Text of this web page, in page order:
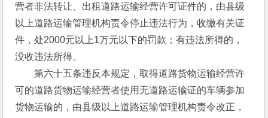
营者非法转让、出租道路运输经营许可证件的，由县级
以上道路运输管理机构责令停止违法行为，收缴有关证
件，处2000元以上1万元以下的罚款；有违法所得的，
没收违法所得。
第六十五条违反本规定，取得道路货物运输经营许
可的道路货物运输经营者使用无道路运输证的车辆参加
货物运输的，由县级以上道路运输管理机构责令改正，